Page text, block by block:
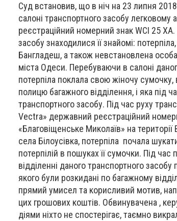
Суд встановив, що в ніч на 23 липня
салоні транспортного засобу легковому
реєстраційний номерний знак WCI 25
засобу знаходилися її знайомі:
Бангладеш, а також невстановлена
міста Одеси. Перебуваючи в салоні
потерпіла поклала свою жіночу
полицю багажного відділення, і яка під
транспортного засобу. Під час руху
Vectra» державний реєстраційний
«Благовіщенське Миколаїв» на
села Білоусівка, потерпіла почала
потерпілій в пошуках її сумочки. Під
відділенні даного транспортного
якого були розкидані по багажному
прямий умисел та корисливий мотив,
цих грошових коштів. Обвинувачена ,
діями ніхто не спостерігає, таємно